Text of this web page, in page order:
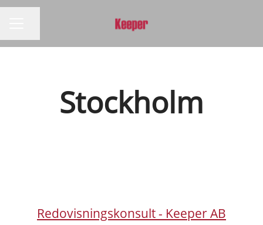
Stockholm
Redovisningskonsult - Keeper AB